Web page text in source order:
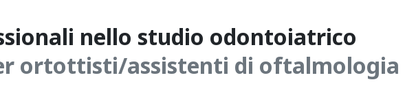
nello studio odontoiatrico
ortottisti/assistenti di oftalmologia